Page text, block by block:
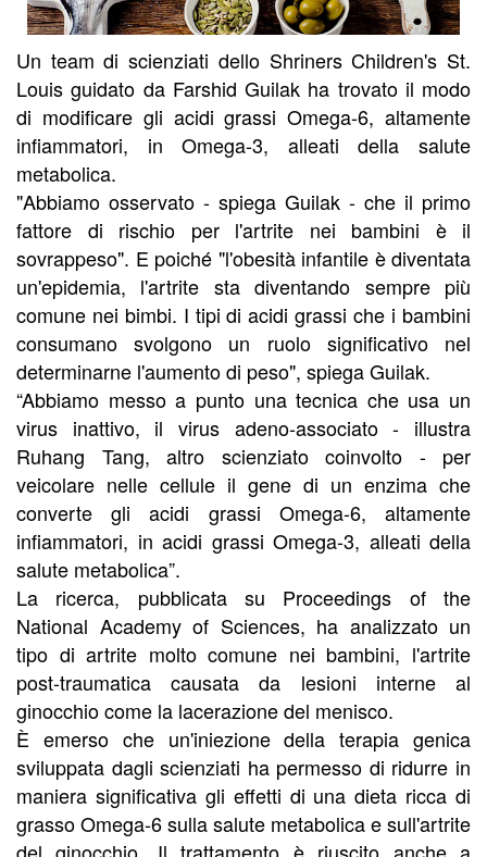
Un team di scienziati dello Shriners Children's St.
Louis guidato da Farshid Guilak ha trovato il modo
di modificare gli acidi grassi Omega-6, altamente
infiammatori, in Omega-3, alleati della salute
metabolica.
"Abbiamo osservato - spiega Guilak - che il primo
fattore di rischio per l'artrite nei bambini è il
sovrappeso". E poiché "l'obesità infantile è diventata
un'epidemia, l'artrite sta diventando sempre più
comune nei bimbi. I tipi di acidi grassi che i bambini
consumano svolgono un ruolo significativo nel
determinarne l'aumento di peso", spiega Guilak.
“Abbiamo messo a punto una tecnica che usa un
virus inattivo, il virus adeno-associato - illustra
Ruhang Tang, altro scienziato coinvolto - per
veicolare nelle cellule il gene di un enzima che
converte gli acidi grassi Omega-6, altamente
infiammatori, in acidi grassi Omega-3, alleati della
salute metabolica”.
La ricerca, pubblicata su Proceedings of the
National Academy of Sciences, ha analizzato un
tipo di artrite molto comune nei bambini, l'artrite
post-traumatica causata da lesioni interne al
ginocchio come la lacerazione del menisco.
È emerso che un'iniezione della terapia genica
sviluppata dagli scienziati ha permesso di ridurre in
maniera significativa gli effetti di una dieta ricca di
grasso Omega-6 sulla salute metabolica e sull'artrite